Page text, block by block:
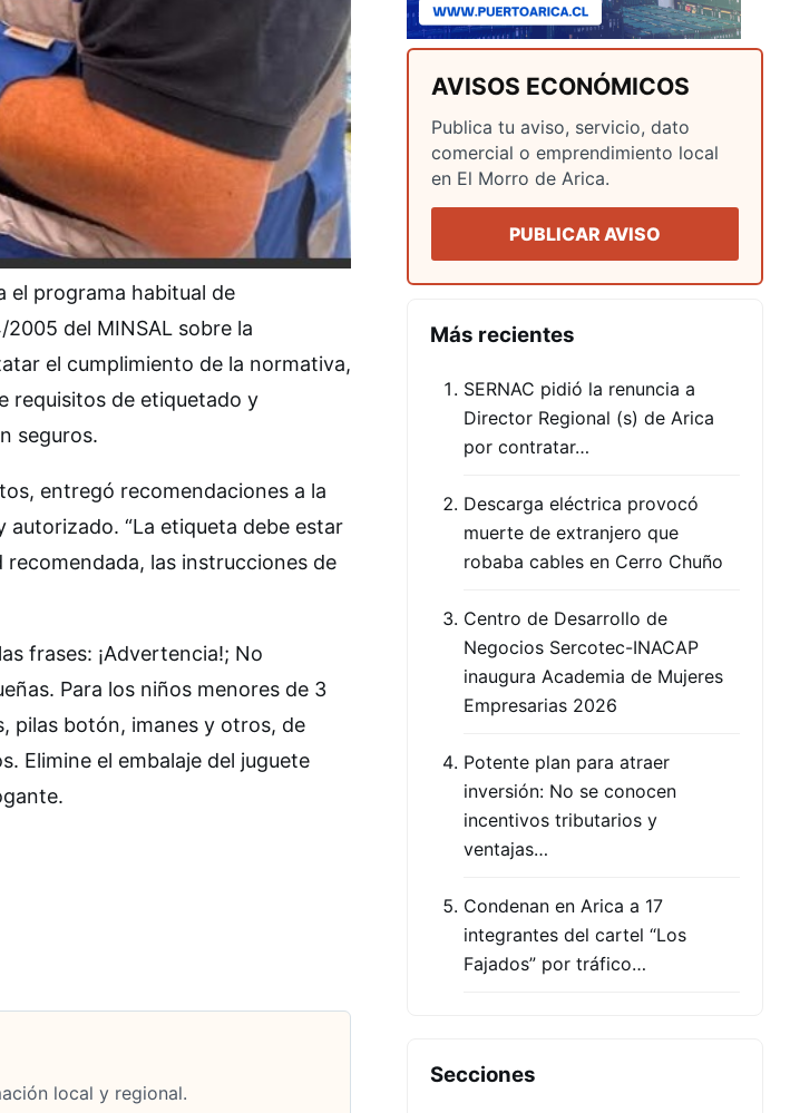
el programa habitual de
del MINSAL sobre la
el cumplimiento de la normativa,
requisitos de etiquetado y
seguros.
entregó recomendaciones a la
“La etiqueta debe estar
recomendada, las instrucciones de
frases: ¡Advertencia!; No
Para los niños menores de 3
pilas botón, imanes y otros, de
Elimine el embalaje del juguete
local y regional.
AVISOS ECONÓMICOS
Publica tu aviso, servicio, dato
comercial o emprendimiento local
en El Morro de Arica.
PUBLICAR AVISO
Más recientes
SERNAC pidió la renuncia a
Director Regional (s) de Arica
por contratar…
Descarga eléctrica provocó
muerte de extranjero que
robaba cables en Cerro Chuño
Centro de Desarrollo de
Negocios Sercotec-INACAP
inaugura Academia de Mujeres
Empresarias 2026
Potente plan para atraer
inversión: No se conocen
incentivos tributarios y
ventajas…
Condenan en Arica a 17
integrantes del cartel “Los
Fajados” por tráfico…
Secciones